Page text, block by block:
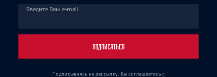
Введите Ваш e-mail
ПОДПИСАТЬСЯ
Подписываясь на рассылку, Вы соглашаетесь с